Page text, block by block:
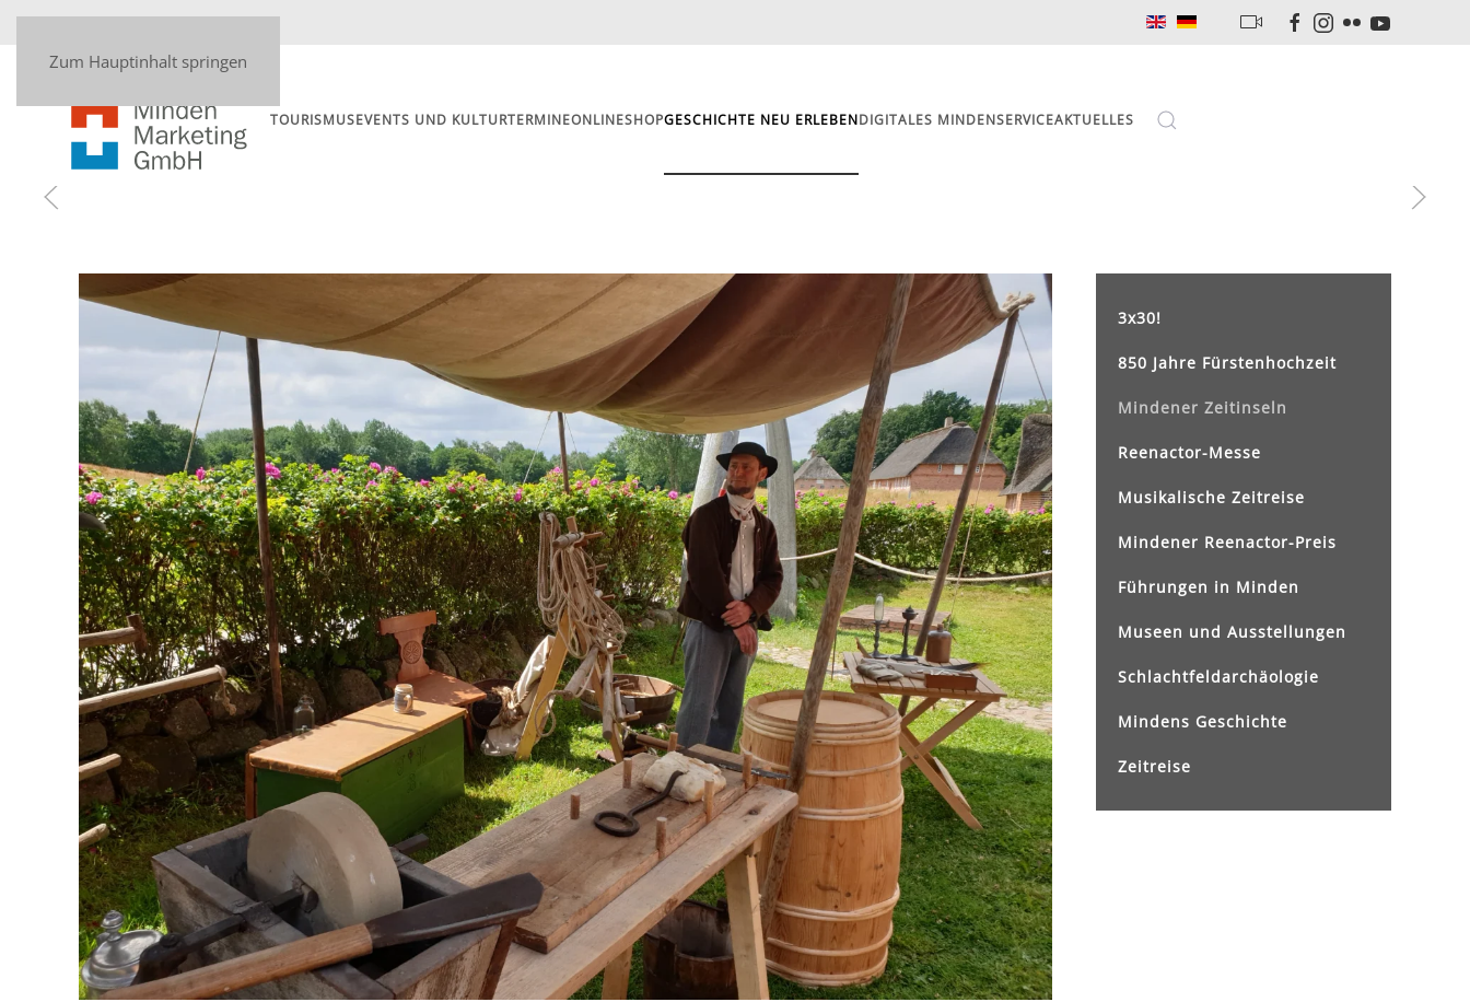
Zum Hauptinhalt springen
TOURISMUSEVENTS UND KULTURTERMINEONLINESHOPGESCHICHTE NEU ERLEBENDIGITALES MINDENSERVICEAKTUELLES
3x30!
850 Jahre Fürstenhochzeit
Mindener Zeitinseln
Reenactor-Messe
Musikalische Zeitreise
Mindener Reenactor-Preis
Führungen in Minden
Museen und Ausstellungen
Schlachtfeldarchäologie
Mindens Geschichte
Zeitreise